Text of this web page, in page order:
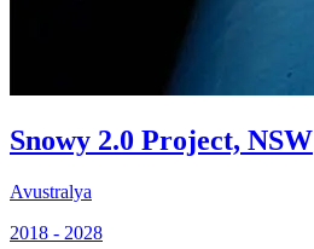
Snowy 2.0 Project, NSW
Avustralya
2018 - 2028